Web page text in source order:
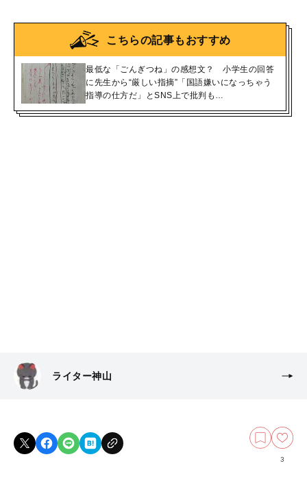
こちらの記事もおすすめ
最低な「ごんぎつね」の感想文？ 小学生の回答
に先生から“厳しい指摘”「国語嫌いになっちゃう
指導の仕方だ」とSNS上で批判も…
ライター神山
3